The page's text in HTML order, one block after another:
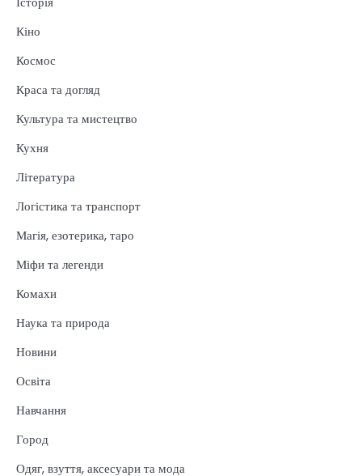
Кіно
Космос
Краса та догляд
Культура та мистецтво
Кухня
Література
Логістика та транспорт
Магія, езотерика, таро
Міфи та легенди
Комахи
Наука та природа
Новини
Освіта
Навчання
Город
Одяг, взуття, аксесуари та мода